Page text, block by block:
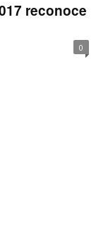
reconoce
0